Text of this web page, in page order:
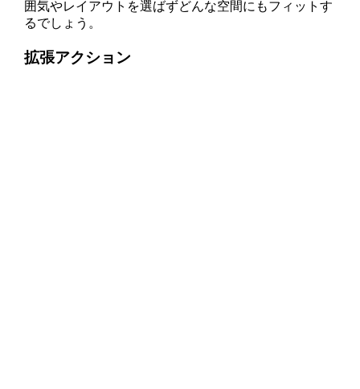
囲気やレイアウトを選ばずどんな空間にもフィットす
るでしょう。
拡張アクション